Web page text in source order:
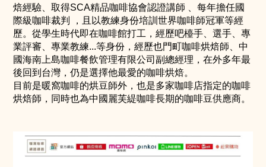
焙經驗、取得SCA精品咖啡協會認證講師 、每年擔任國
際級咖啡裁判 ，且以教練身份培訓世界咖啡師冠軍等經
歷。從學生時代即在咖啡館打工，經歷吧檯手、選手、專
業評審、專業教練...等身份，經歷也門町咖啡烘焙師、中
國海南上島咖啡餐飲管理有限公司副總經理，在外多年最
後回到台灣，仍是選擇他最愛的咖啡烘焙。
目前是暖窩咖啡的烘豆師外，也是多家咖啡店指定的咖啡
烘焙師，同時也為中國麗芙緹咖啡長期的咖啡豆供應商。